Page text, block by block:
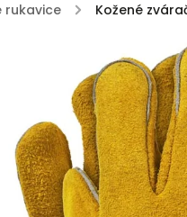
rukavice / Kožené